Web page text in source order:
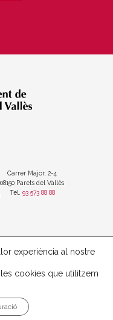
Carrer Major, 2-4
08150 Parets del Vallès
Tel. 93 573 88 88
dades
experiència al nostre
cookies que utilitzem